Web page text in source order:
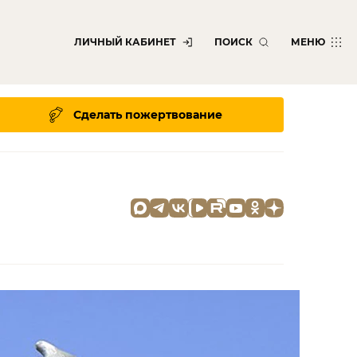
ЛИЧНЫЙ КАБИНЕТ ПОИСК МЕНЮ
Сделать пожертвование